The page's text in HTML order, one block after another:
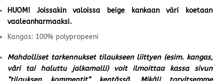
HUOM! Joissakin valoissa beige kankaan väri koetaan
vaaleanharmaaksi.
Kangas: 100% polypropeeni
Mahdolliset tarkennukset tilaukseen liittyen (esim. kangas,
väri tai haluttu jalkamalli) voit ilmoittaa kassa sivun